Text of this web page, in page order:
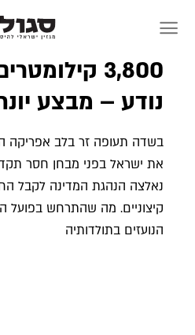
אנו בונים פה
אביב
פחות משלושים שנה היה נמל
ההתרגשות סביב הקמתו של
הרקיעה שחקים והלהיבה
והחגיגיים של מתקן תשתיות
עברית